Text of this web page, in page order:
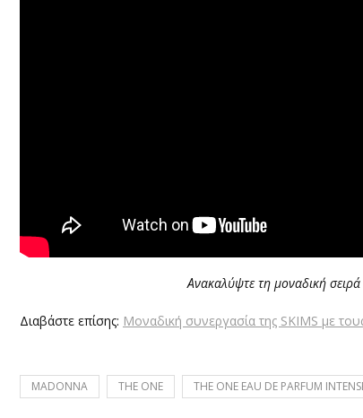
Ανακαλύψτε τη μοναδική
Διαβάστε επίσης: Μοναδική συνεργασία της SKIMS με
MADONNA THE ONE THE ONE EAU DE PARFUM